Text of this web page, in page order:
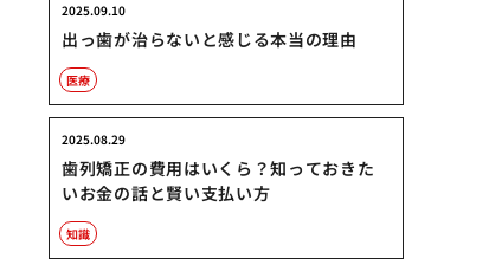
出っ歯が治らないと感じる本当の理由
2025.09.10
医療
歯列矯正の費用はいくら？知っておきた
いお金の話と賢い支払い方
2025.08.29
知識